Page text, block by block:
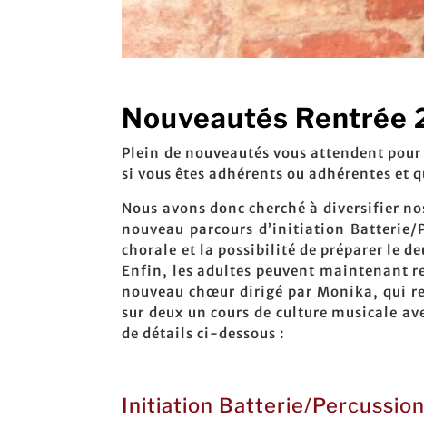
Nouveautés Rentrée
Plein de nouveautés vous attendent
si vous êtes adhérents ou adhérentes et
Nous avons donc cherché à diversifier
nouveau parcours d’initiation Batterie/
chorale et la possibilité de préparer le
Enfin, les adultes peuvent maintenant
nouveau chœur dirigé par Monika, qui
sur deux un cours de culture musicale
de détails ci-dessous :
Initiation Batterie/